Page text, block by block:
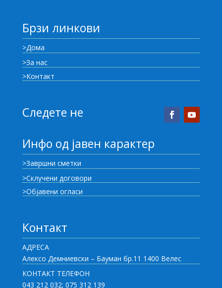
Брзи линкови
>Дома
>За нас
>Контакт
Следете не
Инфо од јавен карактер
>Завршни сметки
>Склучени договори
>Објавени огласи
Контакт
АДРЕСА
Алексо Демниевски – Бауман бр.11 1400 Велес
КОНТАКТ ТЕЛЕФОН
043 212 032; 075 312 139